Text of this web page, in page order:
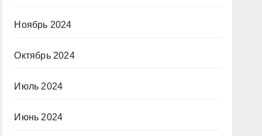
Ноябрь 2024
Октябрь 2024
Июль 2024
Июнь 2024